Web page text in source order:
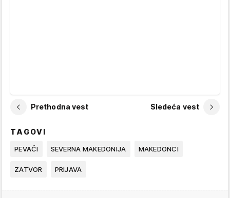
Prethodna vest Sledeća vest
TAGOVI
PEVAČI SEVERNA MAKEDONIJA MAKEDONCI
ZATVOR PRIJAVA